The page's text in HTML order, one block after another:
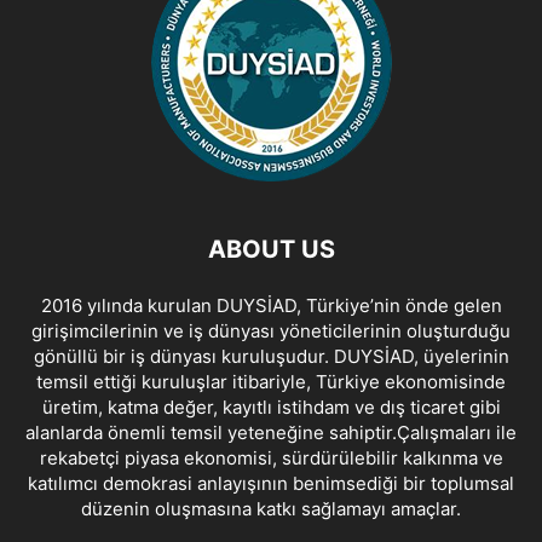
ABOUT US
2016 yılında kurulan DUYSİAD, Türkiye’nin önde gelen
girişimcilerinin ve iş dünyası yöneticilerinin oluşturduğu
gönüllü bir iş dünyası kuruluşudur. DUYSİAD, üyelerinin
temsil ettiği kuruluşlar itibariyle, Türkiye ekonomisinde
üretim, katma değer, kayıtlı istihdam ve dış ticaret gibi
alanlarda önemli temsil yeteneğine sahiptir.Çalışmaları ile
rekabetçi piyasa ekonomisi, sürdürülebilir kalkınma ve
katılımcı demokrasi anlayışının benimsediği bir toplumsal
düzenin oluşmasına katkı sağlamayı amaçlar.